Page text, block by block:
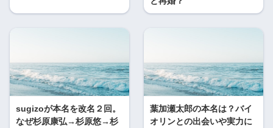
sugizoが本名を改名２回。
なぜ杉原康弘→杉原悠→杉
葉加瀬太郎の本名は？バイ
オリンとの出会いや実力に